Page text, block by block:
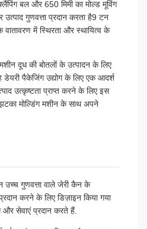
बल और 650 मिमी का मोल्ड मूविंग
गुणवत्ता प्रदान करता है9 टन
में स्थिरता और स्थायित्व के
दूध की बोतलों के उत्पादन के लिए
पैकेजिंग उद्योग के लिए एक आदर्श
उत्कृष्टता प्राप्त करने के लिए इस
मोल्डिंग मशीन के साथ अपने
उच्च गुणवत्ता वाले जेरी कैन के
करने के लिए डिज़ाइन किया गया
और सेवाएं प्रदान करते हैं.